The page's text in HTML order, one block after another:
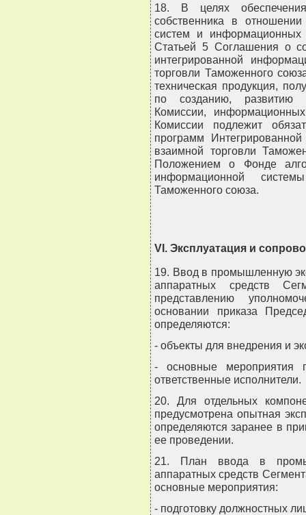
18. В целях
собственника в
систем и информационных
Статьей 5 Соглашения о
интегрированной
торговли Таможенного
техническая продукция,
по созданию, развитию
Комиссии,
Комиссии подлежит
программ
взаимной торговли
Положением о Фонде
информационной
Таможенного союза.
VI. Эксплуатация и
19. Ввод в промышленную
аппаратных средств
представлению
основании приказа
определяются:
- объекты для внедрения и
- основные мероприятия
ответственные исполнители.
20. Для отдельных
предусмотрена опытная
определяются заранее в
ее проведении.
21. План ввода в
аппаратных средств
основные мероприятия:
- подготовку должностных